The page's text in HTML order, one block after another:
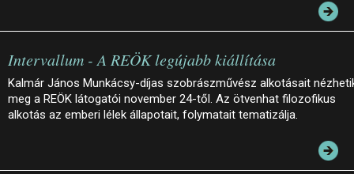
Intervallum - A REÖK legújabb kiállítása
Kalmár János Munkácsy-díjas szobrászművész alkotásait
meg a REÖK látogatói november 24-től. Az ötvenhat filozofikus
alkotás az emberi lélek állapotait, folymatait tematizálja.